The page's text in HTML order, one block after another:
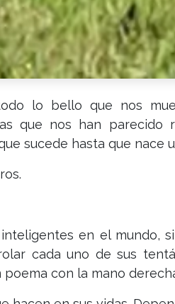
lo bello que nos
que nos han
sucede hasta que nace
en el mundo,
cada uno de sus
con la mano